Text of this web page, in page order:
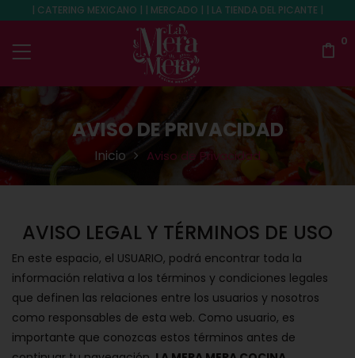
| CATERING MEXICANO | | MERCADO | | LA TIENDA DEL PICANTE |
0
AVISO DE PRIVACIDAD
Inicio Aviso de Privacidad
AVISO LEGAL Y TÉRMINOS DE USO
En este espacio, el USUARIO, podrá encontrar toda la
información relativa a los términos y condiciones legales
que definen las relaciones entre los usuarios y nosotros
como responsables de esta web. Como usuario, es
importante que conozcas estos términos antes de